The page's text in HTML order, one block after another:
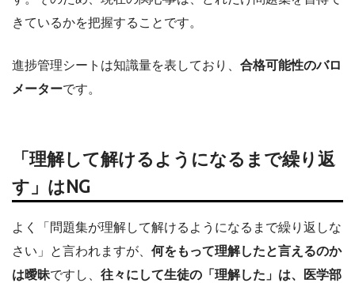
きているかを把握することです。
進捗管理シートは知識量を表しており、 合格可能性のバロ
メーターです。
「理解して解けるようになるまで繰り返
す」はNG
よく「問題集が理解して解けるようになるまで繰り返しな
さい」と言われますが、 何をもって理解したと言えるのか
は曖昧ですし、 往々にして生徒の「理解した」は、医学部